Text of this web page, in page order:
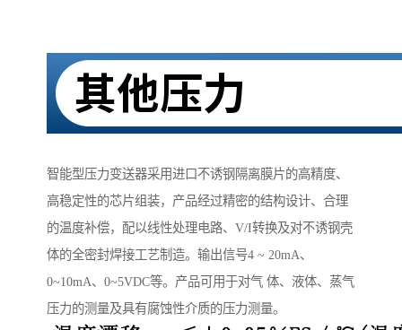
智能型压力变送器采用进口不诱钢隔离膜片的高精度、
高稳定性的芯片组装，产品经过精密的结构设计、合理
的温度补偿，配以线性处理电路、V/I转换及对不诱钢壳
体的全密封焊接工艺制造。输出信号4 ~ 20mA、
0~10mA、0~5VDC等。产品可用于对气 体、液体、蒸气
压力的测量及具有腐蚀性介质的压力测量。